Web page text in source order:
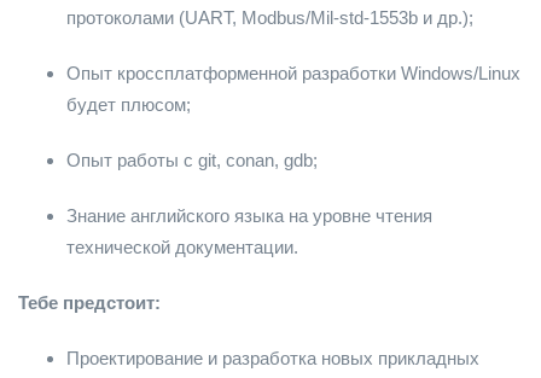
протоколами (UART, Modbus/Mil-std-1553b и др.);
Опыт кроссплатформенной разработки Windows/Linux
будет плюсом;
Опыт работы с git, conan, gdb;
Знание английского языка на уровне чтения
технической документации.
Тебе предстоит:
Проектирование и разработка новых прикладных